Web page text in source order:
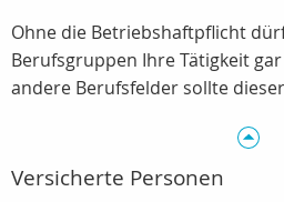
Ohne die Betriebshaftpflicht
Berufsgruppen Ihre Tätigkeit
andere Berufsfelder sollte
Versicherte Personen